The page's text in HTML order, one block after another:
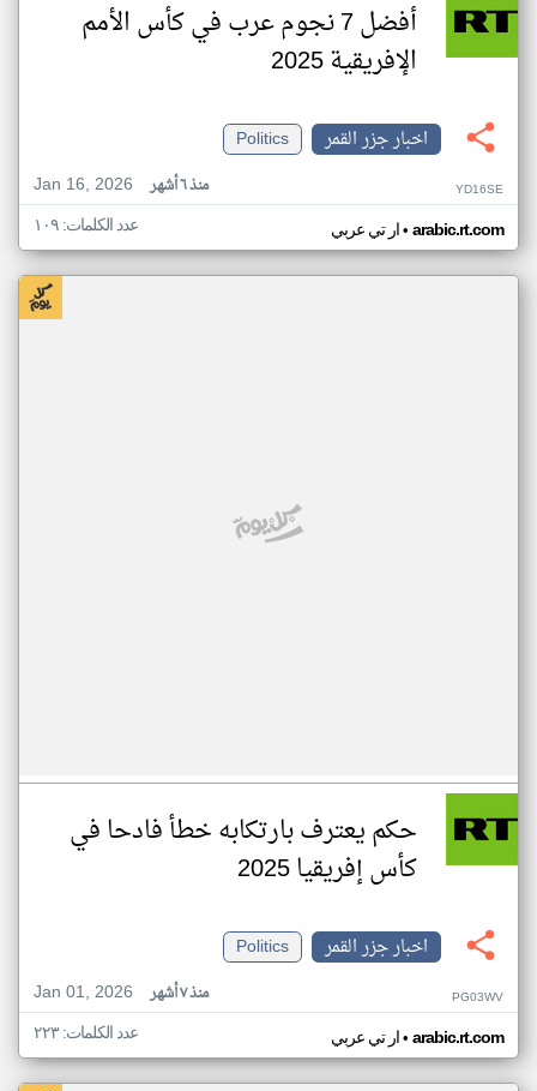
أفضل 7 نجوم عرب في كأس الأمم
الإفريقية 2025
اخبار جزر القمر
Politics
Jan 16, 2026
منذ ٦ أشهر YD16SE
ار تي عربي• arabic.rt.com عدد الكلمات: ١٠٩
حكم يعترف بارتكابه خطأ فادحا في
كأس إفريقيا 2025
اخبار جزر القمر
Politics
Jan 01, 2026
منذ ٧ أشهر PG03WV
ار تي عربي• arabic.rt.com عدد الكلمات: ٢٢٣